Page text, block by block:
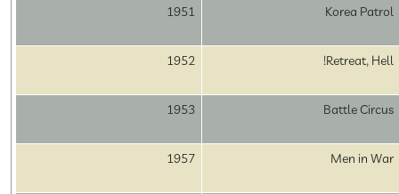
Korea Patrol
1951
Retreat, Hell!
1952
Battle Circus
1953
Men in War
1957